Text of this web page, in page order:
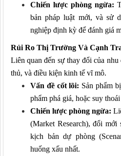
Chiến lược phòng ngừa:
bản pháp luật mới, và sử
nghiệp định kỳ để đánh giá
Rủi Ro Thị Trường Và Cạnh
Liên quan đến sự thay đổi của
thủ, và điều kiện kinh tế vĩ mô.
Vấn đề cốt lõi: Sản phẩm
phẩm phá giá, hoặc suy
Chiến lược phòng ngừa:
(Market Research), đổi mới
kịch bản dự phòng
huống xấu nhất.